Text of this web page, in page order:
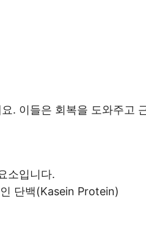
. 이들은 회복을 도와주고
소입니다.
단백(Kasein Protein)